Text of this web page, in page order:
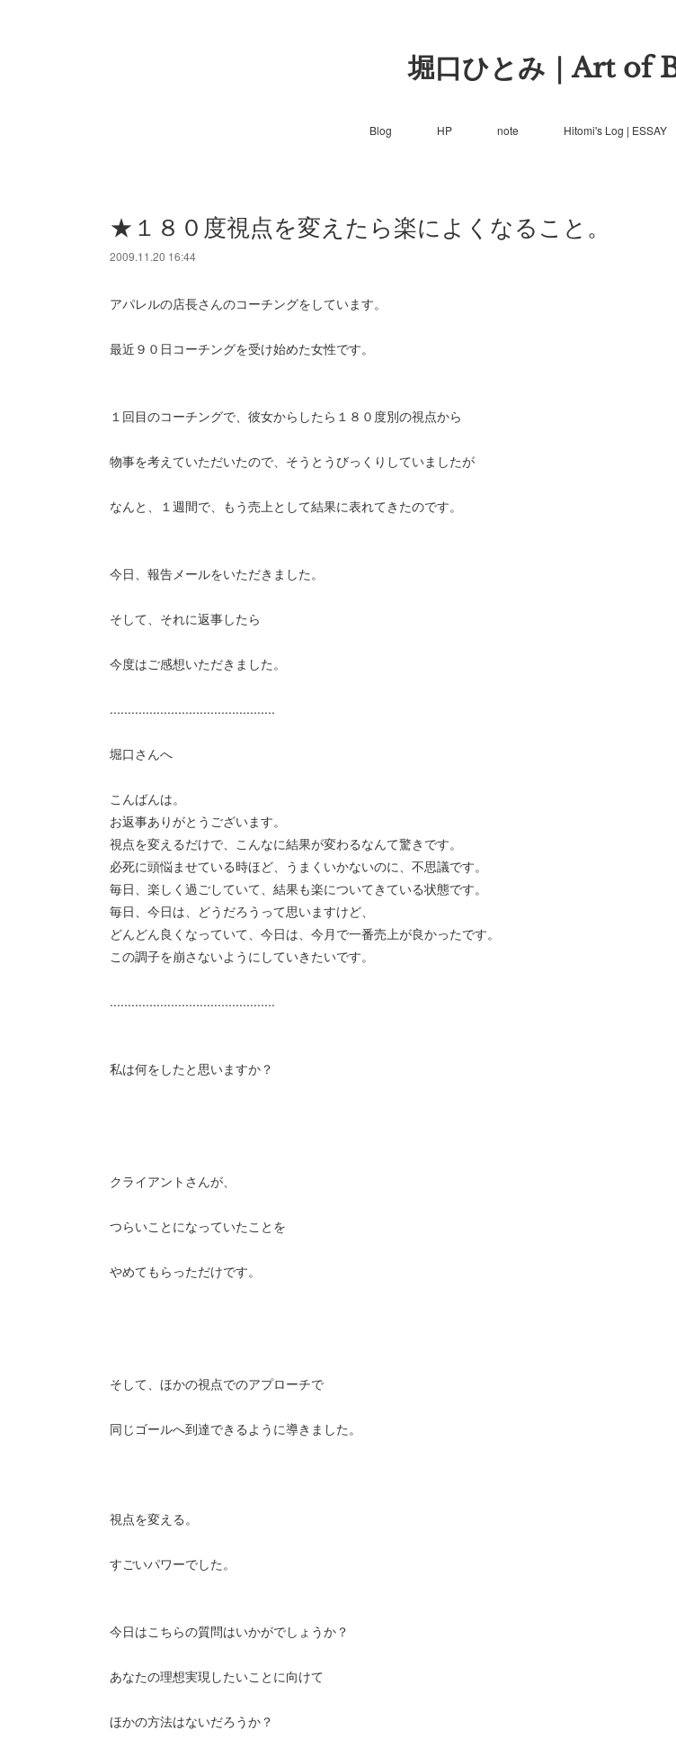
堀口ひとみ｜Art of
Blog HP note Hitomi's Log | ESSAY
★１８０度視点を変えたら楽によくなること。
2009.11.20 16:44
アパレルの店長さんのコーチングをしています。
最近９０日コーチングを受け始めた女性です。
１回目のコーチングで、彼女からしたら１８０度別の視点から
物事を考えていただいたので、そうとうびっくりしていましたが
なんと、１週間で、もう売上として結果に表れてきたのです。
今日、報告メールをいただきました。
そして、それに返事したら
今度はご感想いただきました。
..............................................
堀口さんへ
こんばんは。
お返事ありがとうございます。
視点を変えるだけで、こんなに結果が変わるなんて驚きです。
必死に頭悩ませている時ほど、うまくいかないのに、不思議です。
毎日、楽しく過ごしていて、結果も楽についてきている状態です。
毎日、今日は、どうだろうって思いますけど、
どんどん良くなっていて、今日は、今月で一番売上が良かったです。
この調子を崩さないようにしていきたいです。
..............................................
私は何をしたと思いますか？
クライアントさんが、
つらいことになっていたことを
やめてもらっただけです。
そして、ほかの視点でのアプローチで
同じゴールへ到達できるように導きました。
視点を変える。
すごいパワーでした。
今日はこちらの質問はいかがでしょうか？
あなたの理想実現したいことに向けて
ほかの方法はないだろうか？